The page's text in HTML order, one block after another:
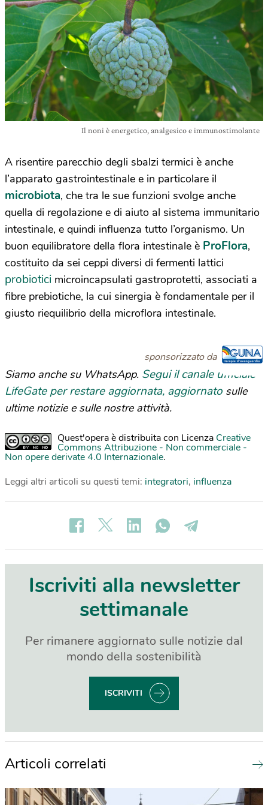
Il noni è energetico, analgesico e immunostimolante
A risentire parecchio degli sbalzi termici è anche
l’apparato gastrointestinale e in particolare il
microbiota, che tra le sue funzioni svolge anche
quella di regolazione e di aiuto al sistema immunitario
intestinale, e quindi influenza tutto l’organismo. Un
buon equilibratore della flora intestinale è ProFlora,
costituito da sei ceppi diversi di fermenti lattici
probiotici microincapsulati gastroprotetti, associati a
fibre prebiotiche, la cui sinergia è fondamentale per il
giusto riequilibrio della microflora intestinale.
sponsorizzato da
Siamo anche su WhatsApp. Segui il canale ufficiale
LifeGate per restare aggiornata, aggiornato sulle
ultime notizie e sulle nostre attività.
Quest'opera è distribuita con Licenza Creative
Commons Attribuzione - Non commerciale -
Non opere derivate 4.0 Internazionale.
Leggi altri articoli su questi temi: integratori, influenza
Iscriviti alla newsletter
settimanale
Per rimanere aggiornato sulle notizie dal
mondo della sostenibilità
ISCRIVITI
Articoli correlati